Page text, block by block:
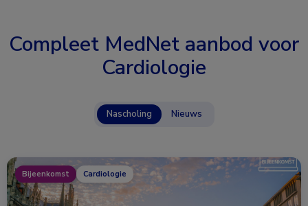
Compleet MedNet aanbod voor
Cardiologie
Nascholing Nieuws
Bijeenkomst Cardiologie